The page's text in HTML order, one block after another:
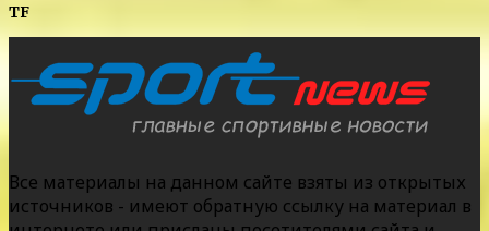
TF
Все материалы на данном сайте взяты из открытых
источников - имеют обратную ссылку на материал в